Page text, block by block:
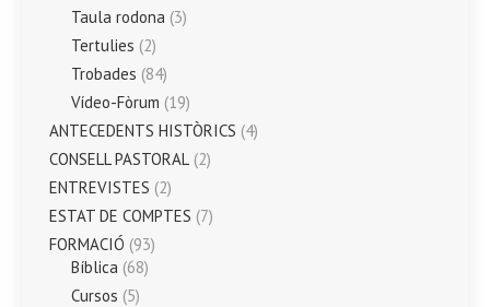
Taula rodona (3)
Tertulies (2)
Trobades (84)
Vídeo-Fòrum (19)
ANTECEDENTS HISTÒRICS (4)
CONSELL PASTORAL (2)
ENTREVISTES (2)
ESTAT DE COMPTES (7)
FORMACIÓ (93)
Bíblica (68)
Cursos (5)